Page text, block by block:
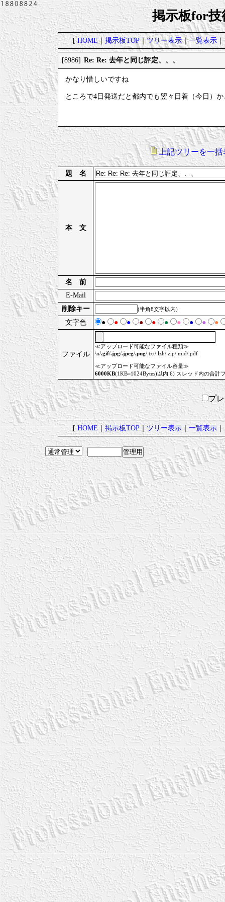
掲示板for技
[HOME｜掲示板TOP｜ツリー表示｜一覧表示｜
[8986] Re: Re: 去年と同じ評定、、、
かなり惜しいですね
ところで4日発送だと都内でも翌々日着（今日）
上記ツリーを一括
題 名
本 文
名 前
E-Mail
削除キー
(半角8文字以内)
文字色 ● ● ● ● ● ● ● ● ● ●
ファイル
≪アップロード可能なファイル種類≫
\n/.gif/.jpg/.jpeg/.png/.txt/.lzh/.zip/.mid/.pdf
≪アップロード可能なファイル容量≫
6000KB(1KB=1024Bytes)以内 6) スレッド内の合計
プ
[HOME｜掲示板TOP｜ ツリー表示｜ 一覧表示｜